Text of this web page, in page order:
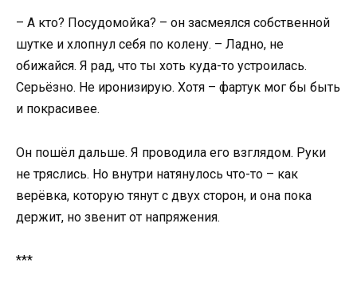
– А кто? Посудомойка? – он засмеялся собственной
шутке и хлопнул себя по колену. – Ладно, не
обижайся. Я рад, что ты хоть куда-то устроилась.
Серьёзно. Не иронизирую. Хотя – фартук мог бы быть
и покрасивее.
Он пошёл дальше. Я проводила его взглядом. Руки
не тряслись. Но внутри натянулось что-то – как
верёвка, которую тянут с двух сторон, и она пока
держит, но звенит от напряжения.
***